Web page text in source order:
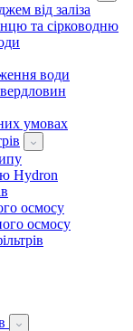
від заліза
та сірководню
води
умовах
Hydron
осмосу
осмосу